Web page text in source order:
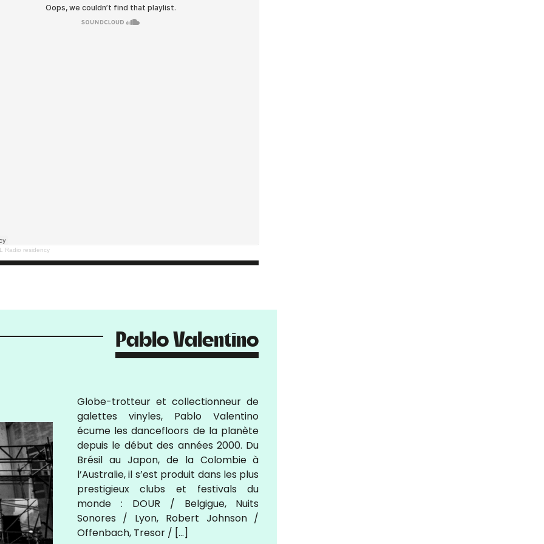
Radio residency
Pablo Valentino
Globe-trotteur et collectionneur de
galettes vinyles, Pablo Valentino
écume les dancefloors de la planète
depuis le début des années 2000. Du
Brésil au Japon, de la Colombie à
l’Australie, il s’est produit dans les plus
prestigieux clubs et festivals du
monde : DOUR / Belgigue, Nuits
Sonores / Lyon, Robert Johnson /
Offenbach, Tresor / […]